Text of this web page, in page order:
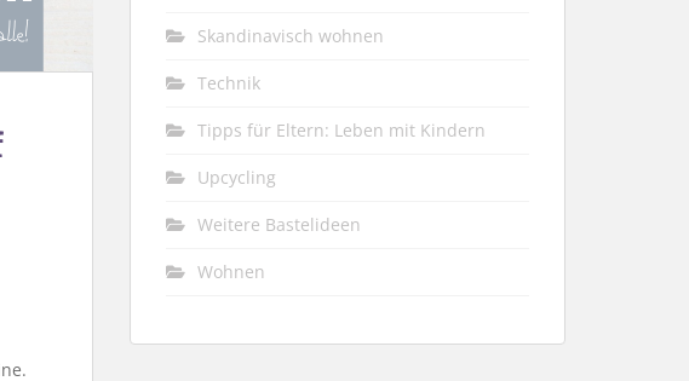
Skandinavisch wohnen
Technik
Tipps für Eltern: Leben mit Kindern
Upcycling
Weitere Bastelideen
Wohnen